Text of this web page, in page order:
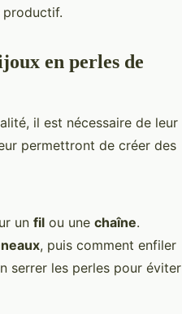
productif.
en perles de
il est nécessaire de leur
permettront de créer des
un fil ou une chaîne.
, puis comment enfiler
serrer les perles pour éviter